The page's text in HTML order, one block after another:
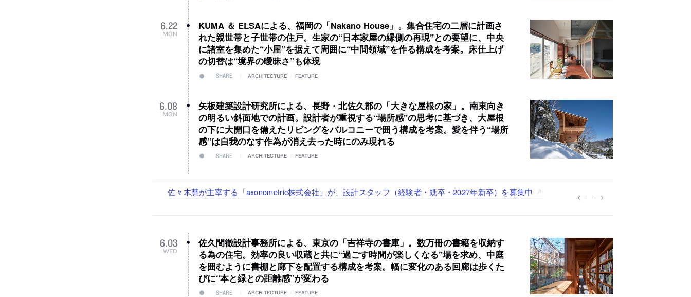
6.22
MON
KUMA ＆ ELSAによる、福岡の「Nakano House」。集合住宅の二層に計画さ
れた親世帯と子世帯の住戸。生家の“日本家屋の縁側の再現”との要望に、中央
に諸室を集めた“小屋”を据えて周囲に“中間領域”を作る構成を考案。床仕上げ
の切替は“境界の曖昧さ”も体現
SHARE ARCHITECTURE FEATURE
6.08
MON
矢板建築設計研究所による、長野・北佐久郡の「大きな屋根の家」。南東向き
の明るい斜面地での計画。設計者が重視する“場所感”の思考に基づき、大屋根
の下に大開口を備えたリビングをバルコニーで囲う構成を考案。愛を伴う“場所
感”は自我のなす作為が消え去った時にのみ現れる
SHARE ARCHITECTURE FEATURE
佐々木慧が主宰する「axonometric株式会社」が、設計スタッフ（経験者・既卒・2027年新卒）を募集中
古民家を軸に全国で“価値循環の仕組み”を作り、リモートワーク主体の働き方を実践する「株式会社つぎと」が、
リノベる株式会社が、設計パートナー (業務委託) を募集中
社会への影響力のある建築を手掛け、スタッフ同士で助け合う環境づくりも行う「E.A.S.T.architects」が、設計
代官山を拠点に活動する「梅澤竜也 / ALA INC.」が、設計スタッフ・アルバイト・事務職を募集中
6.03
WED
佐久間徹設計事務所による、東京の「吉祥寺の書庫」。数万冊の書籍を収納す
る為の住宅。効率の良い収蔵と共に“過ごす時間が楽しくなる”場を求め、中庭
を囲むように書棚と廊下を配置する構成を考案。幅に変化のある回廊は歩くた
びに“本と緑との距離感”が変わる
SHARE ARCHITECTURE FEATURE